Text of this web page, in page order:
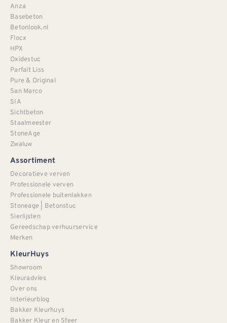
Anza
Basebeton
Betonlook.nl
Flocx
HPX
Oxidestuc
Parfait Liss
Pure & Original
San Marco
SIA
Sichtbeton
Staalmeester
StoneAge
Zwaluw
Assortiment
Decoratieve verven
Professionele verven
Professionele buitenlakken
Stoneage | Betonstuc
Sierlijsten
Gereedschap verhuurservice
Merken
KleurHuys
Showroom
Kleuradvies
Over ons
Interieurblog
Bakker Kleurhuys
Bakker Kleur en Sfeer